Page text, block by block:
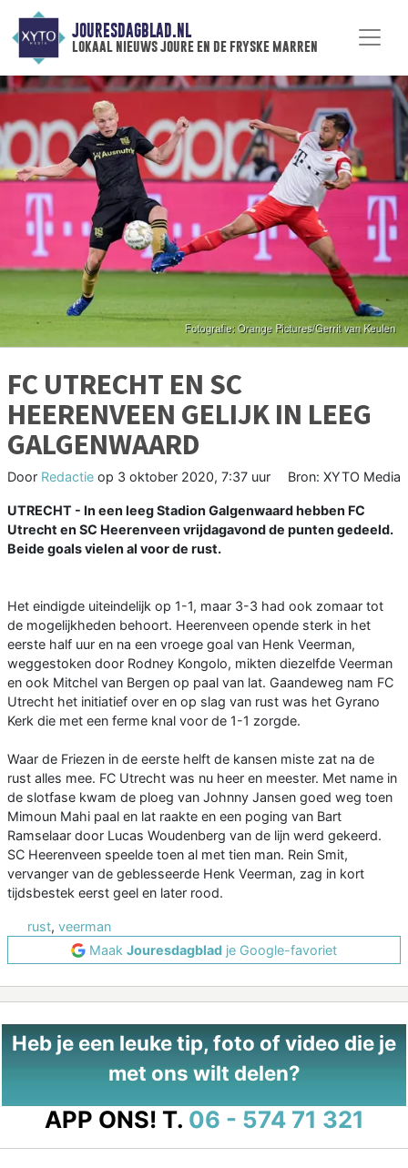
JOURESDAGBLAD.NL
lokaal nieuws joure en de fryske marren
FC UTRECHT EN SC
HEERENVEEN GELIJK IN LEEG
GALGENWAARD
Door Redactie op 3 oktober 2020, 7:37 uur Bron: XYTO Media
UTRECHT - In een leeg Stadion Galgenwaard hebben FC
Utrecht en SC Heerenveen vrijdagavond de punten gedeeld.
Beide goals vielen al voor de rust.
Het eindigde uiteindelijk op 1-1, maar 3-3 had ook zomaar tot
de mogelijkheden behoort. Heerenveen opende sterk in het
eerste half uur en na een vroege goal van Henk Veerman,
weggestoken door Rodney Kongolo, mikten diezelfde Veerman
en ook Mitchel van Bergen op paal van lat. Gaandeweg nam FC
Utrecht het initiatief over en op slag van rust was het Gyrano
Kerk die met een ferme knal voor de 1-1 zorgde.
Waar de Friezen in de eerste helft de kansen miste zat na de
rust alles mee. FC Utrecht was nu heer en meester. Met name in
de slotfase kwam de ploeg van Johnny Jansen goed weg toen
Mimoun Mahi paal en lat raakte en een poging van Bart
Ramselaar door Lucas Woudenberg van de lijn werd gekeerd.
SC Heerenveen speelde toen al met tien man. Rein Smit,
vervanger van de geblesseerde Henk Veerman, zag in kort
tijdsbestek eerst geel en later rood.
rust, veerman
Maak Jouresdagblad je Google-favoriet
Heb je een leuke tip, foto of video die je
met ons wilt delen?
APP ONS! T. 06 - 574 71 321